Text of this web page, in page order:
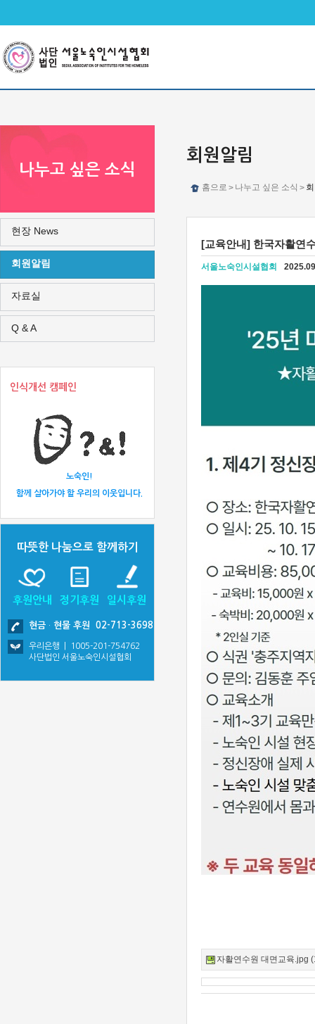
회원알림
홈으로 > 나누고 싶은 소식 >
[교육안내] 한국자활연
서울노숙인시설협회
자활연수원 대면교육.jpg
나누고 싶은 소식
현장 News
회원알림
자료실
Q & A
인식개선 캠페인
노숙인!
함께 살아가야 할 우리의 이웃입니다.
따뜻한 나눔으로 함께하기
후원안내 정기후원 일시후원
현금 · 현물 후원 02-713-3698
우리은행 | 1005-201-754762
사단법인 서울노숙인시설협회